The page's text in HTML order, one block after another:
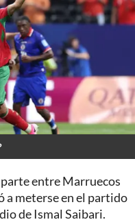
entre Marruecos
a meterse en el partido
de Ismal Saibari.